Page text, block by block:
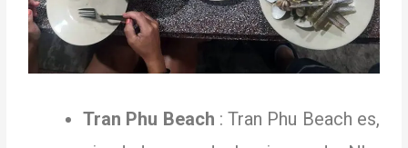
Tran Phu Beach : Tran Phu Beach es,